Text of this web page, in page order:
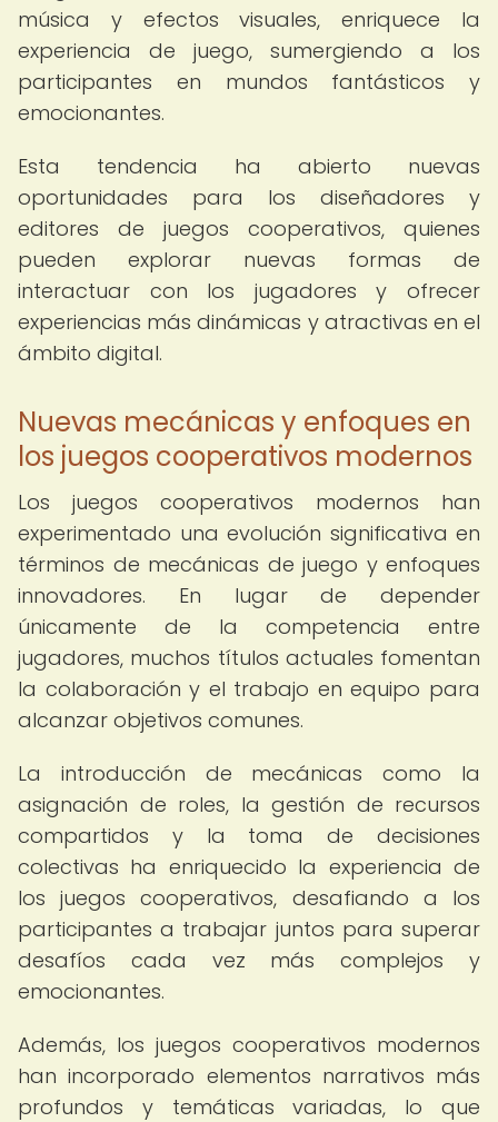
música y efectos visuales, enriquece la
experiencia de juego, sumergiendo a los
participantes en mundos fantásticos y
emocionantes.
Esta tendencia ha abierto nuevas
oportunidades para los diseñadores y
editores de juegos cooperativos, quienes
pueden explorar nuevas formas de
interactuar con los jugadores y ofrecer
experiencias más dinámicas y atractivas en el
ámbito digital.
Nuevas mecánicas y enfoques en
los juegos cooperativos modernos
Los juegos cooperativos modernos han
experimentado una evolución significativa en
términos de mecánicas de juego y enfoques
innovadores. En lugar de depender
únicamente de la competencia entre
jugadores, muchos títulos actuales fomentan
la colaboración y el trabajo en equipo para
alcanzar objetivos comunes.
La introducción de mecánicas como la
asignación de roles, la gestión de recursos
compartidos y la toma de decisiones
colectivas ha enriquecido la experiencia de
los juegos cooperativos, desafiando a los
participantes a trabajar juntos para superar
desafíos cada vez más complejos y
emocionantes.
Además, los juegos cooperativos modernos
han incorporado elementos narrativos más
profundos y temáticas variadas, lo que